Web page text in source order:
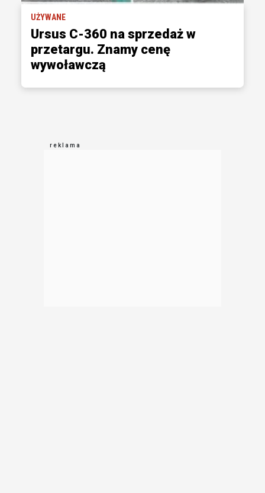
UŻYWANE
Ursus C-360 na sprzedaż w
przetargu. Znamy cenę
wywoławczą